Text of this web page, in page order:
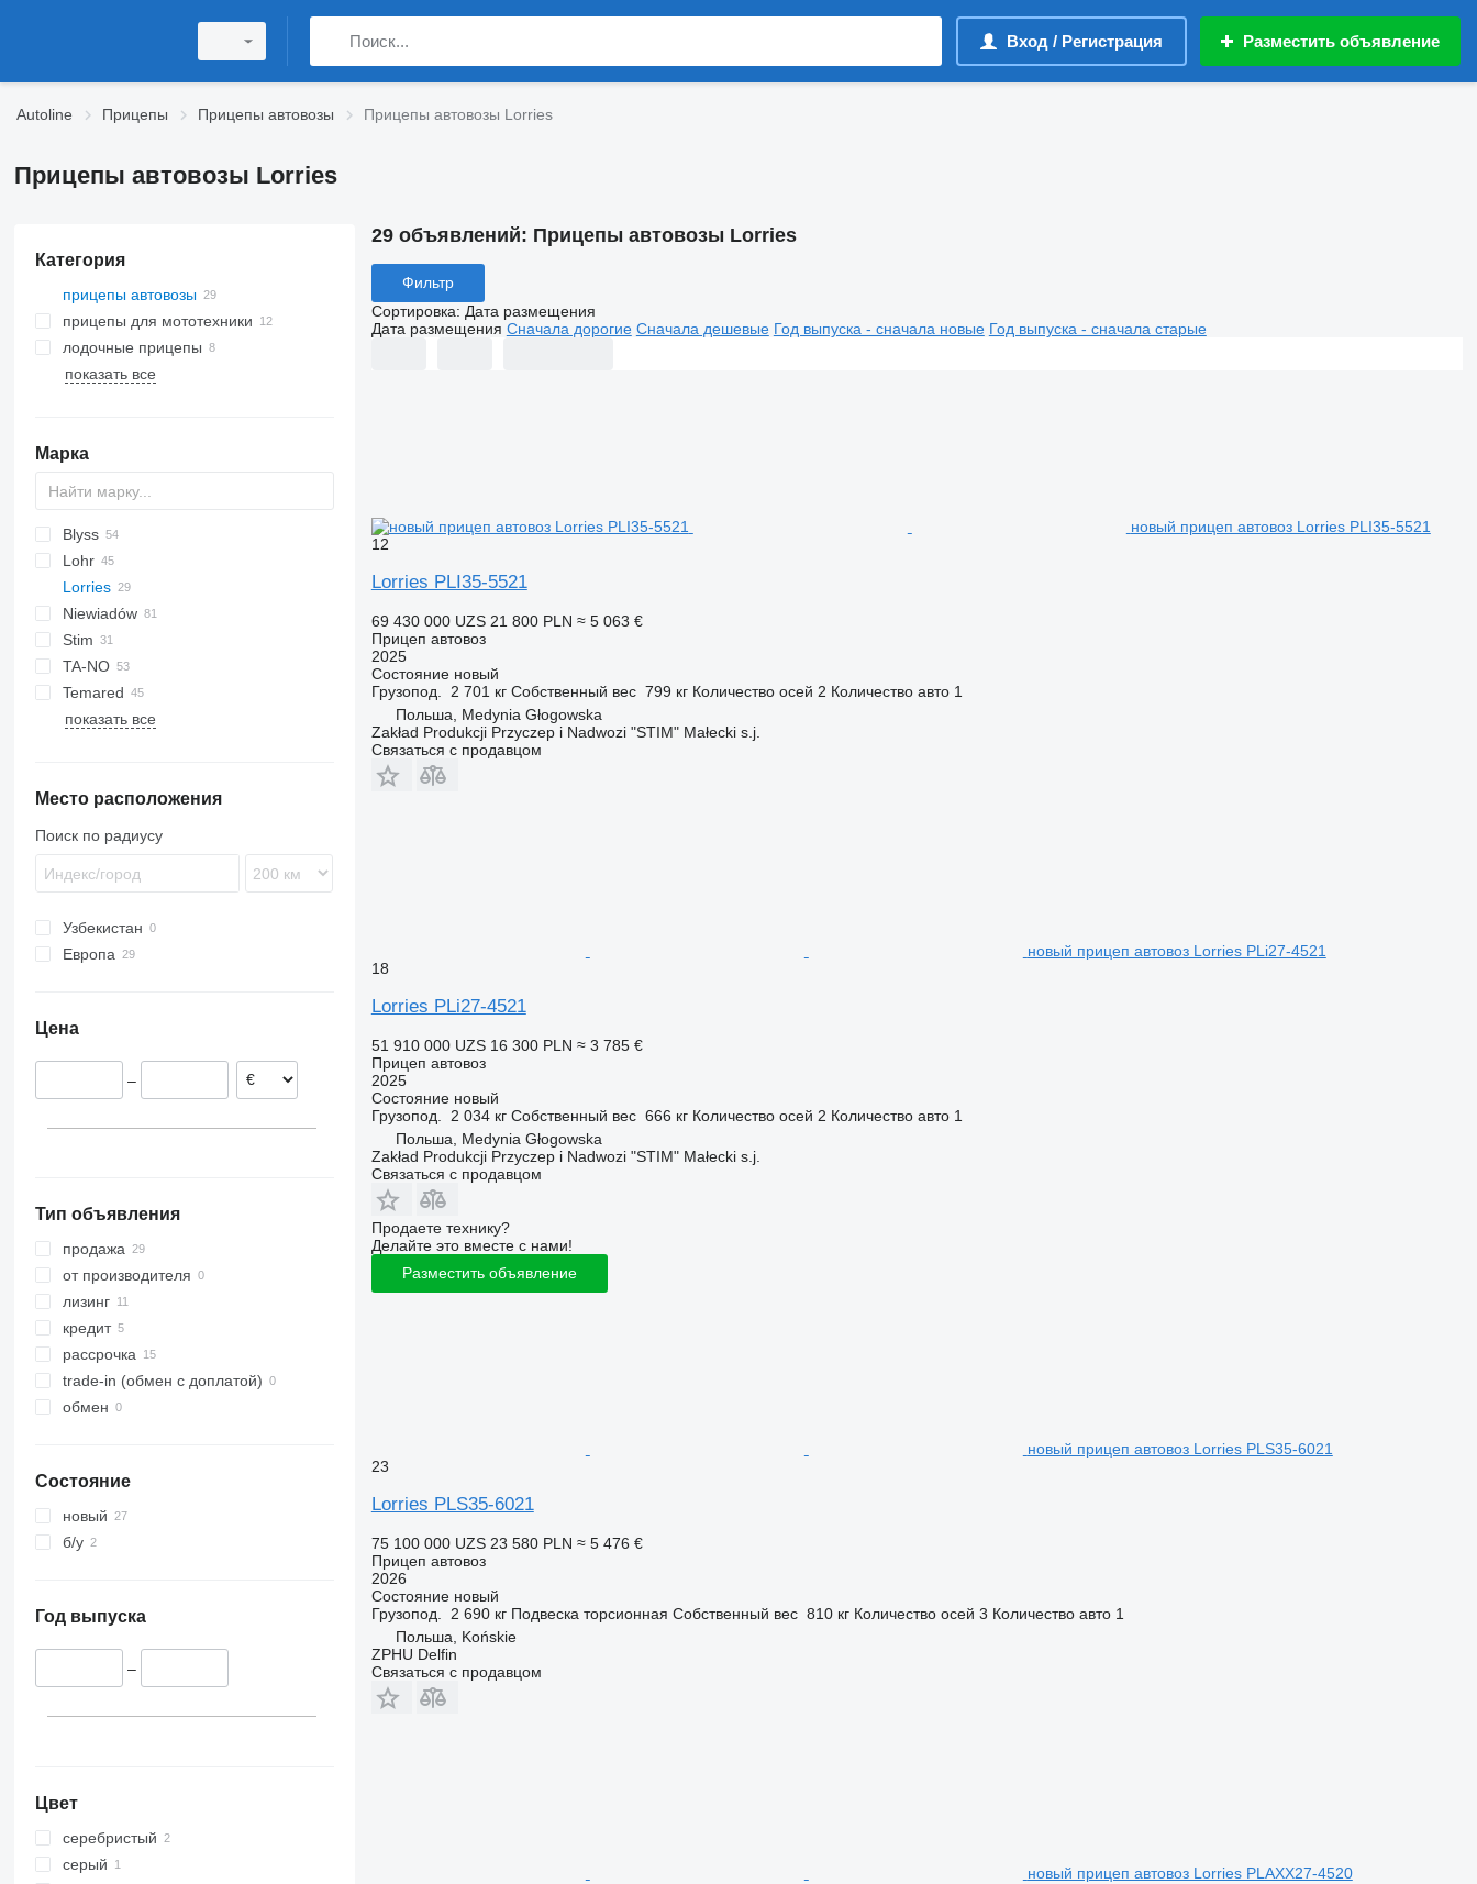
Вход / Регистрация Разместить объявление
Autoline Прицепы Прицепы автовозы Прицепы автовозы Lorries
Прицепы автовозы Lorries
Категория
прицепы автовозы
прицепы для мототехники
лодочные прицепы
показать все
Марка
Blyss
Jupiter
A Transporter
Race Transporter
T Transporter
Lohr
Eurolohr
Maxilohr
Lorries
Niewiadów
N-series
Pegasus
Stim
TA-NO
Formula
Trio
Temared
Car Flat
показать все
Место расположения
Поиск по радиусу
Узбекистан
Европа
Цена
–
Тип объявления
продажа
от производителя
лизинг
кредит
рассрочка
trade-in (обмен с доплатой)
обмен
Состояние
новый
б/у
Год выпуска
–
Цвет
серебристый
серый
29 объявлений: Прицепы автовозы Lorries
Фильтр
Сортировка: Дата размещения
Дата размещения Сначала дорогие Сначала дешевые Год выпуска - сначала новые Год выпуска - сначала старые
новый прицеп автовоз Lorries PLI35-5521
12
Lorries PLI35-5521
69 430 000 UZS 21 800 PLN ≈ 5 063 €
Прицеп автовоз
2025
Состояниеновый
Грузопод.
2 701 кг Собственный вес 799 кг Количество осей 2 Количество авто 1
Польша, Medynia Głogowska
Zakład Produkcji Przyczep i Nadwozi "STIM" Małecki s.j.
Связаться с продавцом
новый прицеп автовоз Lorries PLi27-4521
18
Lorries PLi27-4521
51 910 000 UZS 16 300 PLN ≈ 3 785 €
Прицеп автовоз
2025
Состояниеновый
Грузопод.
2 034 кг Собственный вес 666 кг Количество осей 2 Количество авто 1
Польша, Medynia Głogowska
Zakład Produkcji Przyczep i Nadwozi "STIM" Małecki s.j.
Связаться с продавцом
Продаете технику?
Делайте это вместе с нами!
Разместить объявление
новый прицеп автовоз Lorries PLS35-6021
23
Lorries PLS35-6021
75 100 000 UZS 23 580 PLN ≈ 5 476 €
Прицеп автовоз
2026
Состояниеновый
Грузопод.
2 690 кг Подвеска торсионная Собственный вес 810 кг Количество осей 3 Количество авто 1
Польша, Końskie
ZPHU Delfin
Связаться с продавцом
новый прицеп автовоз Lorries PLAXX27-4520